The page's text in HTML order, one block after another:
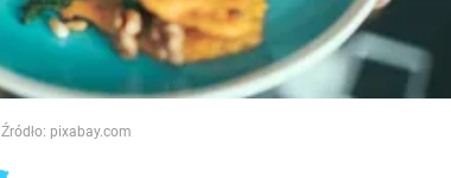
pixabay.com